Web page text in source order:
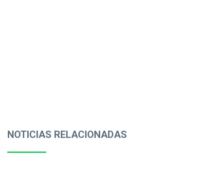
NOTICIAS RELACIONADAS